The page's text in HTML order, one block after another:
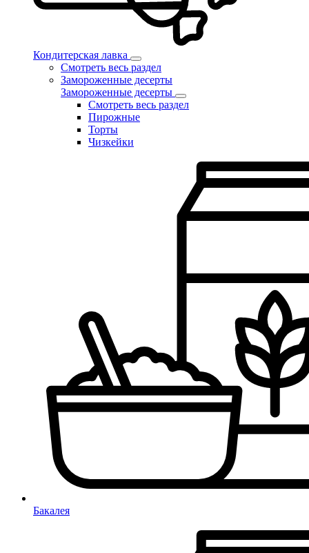
Кондитерская лавка
Смотреть весь раздел
Замороженные десерты
Замороженные десерты
Смотреть весь раздел
Пирожные
Торты
Чизкейки
Бакалея